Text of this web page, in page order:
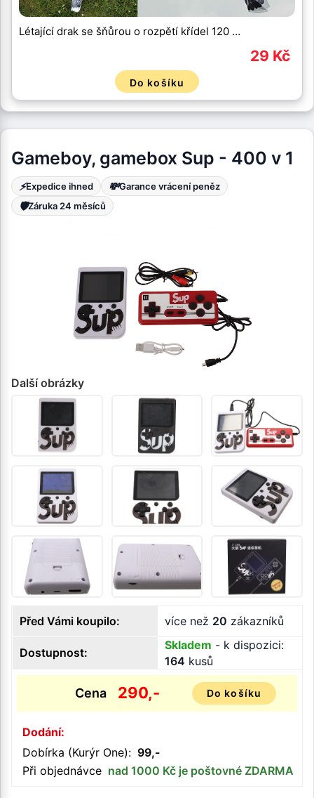
Létající drak se šňůrou o rozpětí křídel 120 …
29 Kč
Do košíku
Gameboy, gamebox Sup - 400 v 1
⚡Expedice ihned 💸Garance vrácení peněz
🛡️Záruka 24 měsíců
Další obrázky
Před Vámi koupilo: více než 20 zákazníků
Dostupnost:
Skladem - k dispozici:
164 kusů
Cena 290,- Do košíku
Dodání:
Dobírka (Kurýr One): 99,-
Při objednávce nad 1000 Kč je poštovné ZDARMA